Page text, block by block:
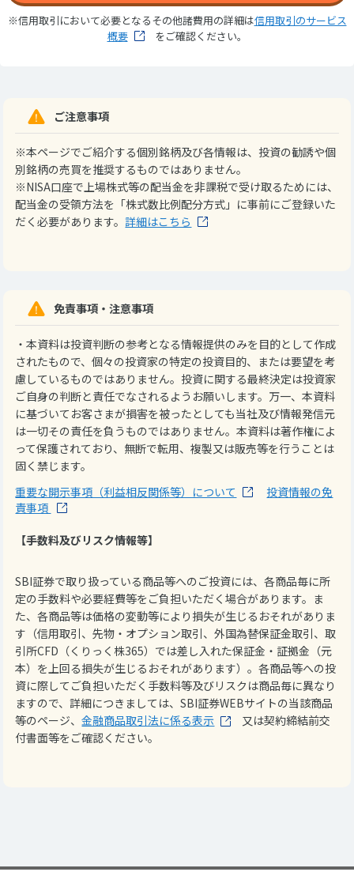
※信用取引において必要となるその他諸費用の詳細は信用取引のサービス
概要
をご確認ください。
ご注意事項
※本ページでご紹介する個別銘柄及び各情報は、投資の勧誘や個
別銘柄の売買を推奨するものではありません。
※NISA口座で上場株式等の配当金を非課税で受け取るためには、
配当金の受領方法を「株式数比例配分方式」に事前にご登録いた
だく必要があります。詳細はこちら
免責事項・注意事項
・本資料は投資判断の参考となる情報提供のみを目的として作成
されたもので、個々の投資家の特定の投資目的、または要望を考
慮しているものではありません。投資に関する最終決定は投資家
ご自身の判断と責任でなされるようお願いします。万一、本資料
に基づいてお客さまが損害を被ったとしても当社及び情報発信元
は一切その責任を負うものではありません。本資料は著作権によ
って保護されており、無断で転用、複製又は販売等を行うことは
固く禁じます。
重要な開示事項（利益相反関係等）について
投資情報の免
責事項
【手数料及びリスク情報等】
SBI証券で取り扱っている商品等へのご投資には、各商品毎に所
定の手数料や必要経費等をご負担いただく場合があります。ま
た、各商品等は価格の変動等により損失が生じるおそれがありま
す（信用取引、先物・オプション取引、外国為替保証金取引、取
引所CFD（くりっく株365）では差し入れた保証金・証拠金（元
本）を上回る損失が生じるおそれがあります）。各商品等への投
資に際してご負担いただく手数料等及びリスクは商品毎に異なり
ますので、詳細につきましては、SBI証券WEBサイトの当該商品
等のページ、金融商品取引法に係る表示
又は契約締結前交
付書面等をご確認ください。